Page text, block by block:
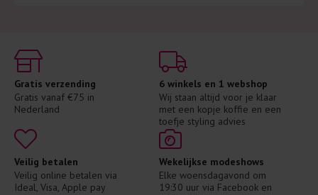
Gratis verzending
Gratis vanaf €75 in
Nederland
6 winkels en 1 webshop
Wij staan altijd voor je klaar
met een kopje koffie en een
toefje styling advies
Veilig betalen
Veilig online betalen via
Ideal, Visa, Apple pay
Wekelijkse modeshows
Elke woensdagavond om
19:30 uur via Facebook en